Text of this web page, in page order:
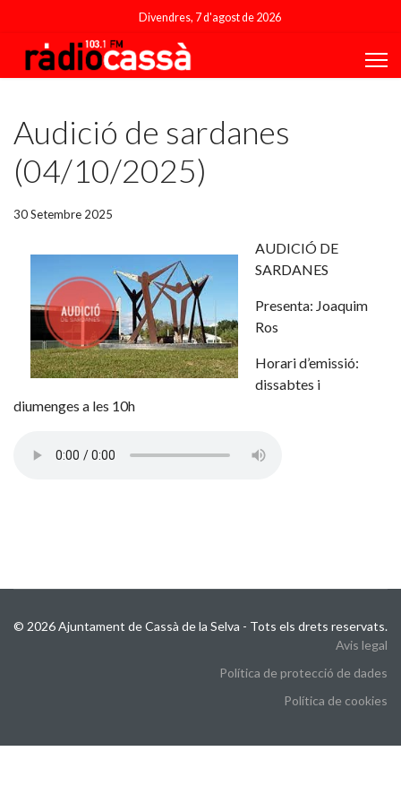
Divendres, 7 d'agost de 2026
Audició de sardanes
(04/10/2025)
30 Setembre 2025
AUDICIÓ DE
SARDANES
Presenta: Joaquim
Ros
Horari d’emissió:
dissabtes i
diumenges a les 10h
© 2026 Ajuntament de Cassà de la Selva - Tots els drets reservats.
Avis legal
Política de protecció de dades
Política de cookies